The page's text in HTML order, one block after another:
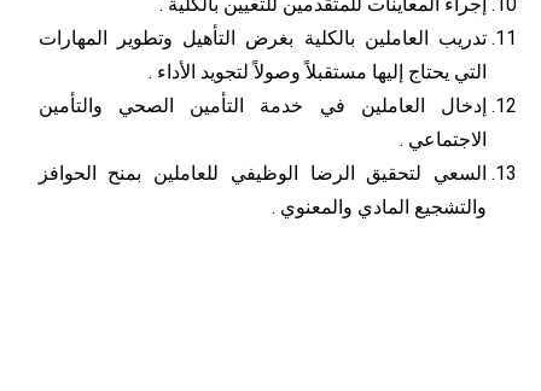
تدريب العاملين بالكلية بغرض التأهيل وتطوير المهارات
التي يحتاج إليها مستقبلاً وصولاً لتجويد الأداء .
إدخال العاملين في خدمة التأمين الصحي والتأمين
الاجتماعي .
السعي لتحقيق الرضا الوظيفي للعاملين بمنح الحوافز
والتشجيع المادي والمعنوي .